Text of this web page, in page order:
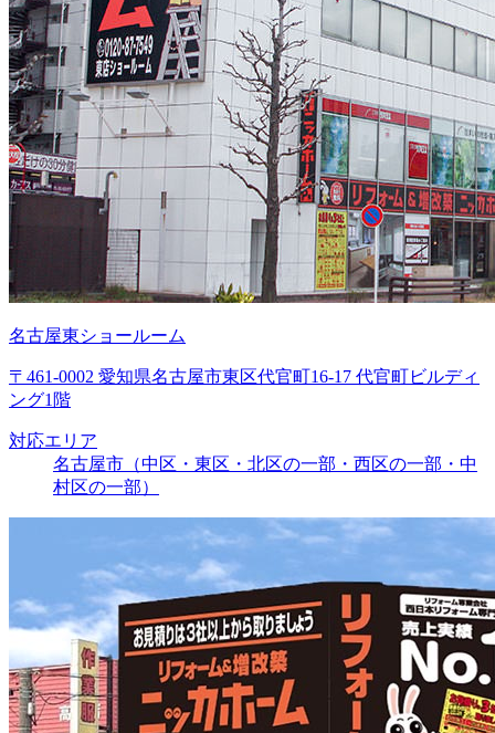
名古屋東ショールーム
〒461-0002 愛知県名古屋市東区代官町16-17 代官町ビルディ
ング1階
対応エリア
名古屋市（中区・東区・北区の一部・西区の一部・中
村区の一部）